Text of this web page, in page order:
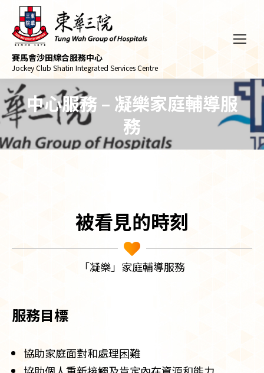
賽馬會沙田綜合服務中心
Jockey Club Shatin Integrated Services Centre
中心服務 – 凝樂家庭輔導服
務
被看見的時刻
「凝樂」家庭輔導服務
服務目標
協助家庭面對和處理困難